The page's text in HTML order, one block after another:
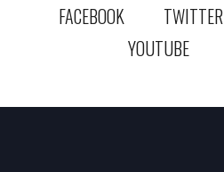
FACEBOOK TWITTER
YOUTUBE